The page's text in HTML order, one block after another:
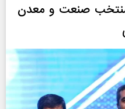
منتخب صنعت و معدن